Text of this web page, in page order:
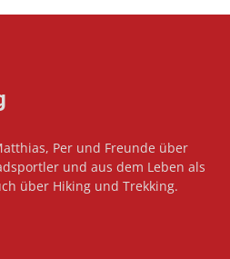
Per und Freunde über
und aus dem Leben als
über Hiking und Trekking.